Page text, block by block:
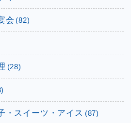
会 (82)
(28)
・スイーツ・アイス (87)